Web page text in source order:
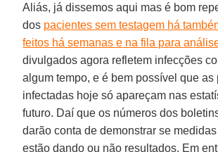
Aliás, já dissemos aqui mas é bom
dos pacientes sem testagem há
feitos há semanas e na fila para
divulgados agora refletem infecções
algum tempo, e é bem possível que as
infectadas hoje só apareçam nas
futuro. Daí que os números dos
darão conta de demonstrar se
estão dando ou não resultados. Em